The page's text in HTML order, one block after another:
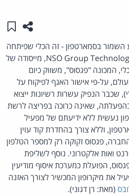
שתפו
בסמארטפון - זה הכלי שפיתחה
חברת ההזנק הישראלית NSO Group Technologies, מייסודה של
בוגרי יחידת 8200. הכלי, המכונה "פגסוס", משווק כיום
על-פי אישור האגף לפיקוח על
שכבר הנפיק עשרות רשיונות ייצוא
בהפעלתה, שאינה כרוכה בפריצה לרשת
נעשית ללא ידיעתם של מפעיל
וללא צורך בהחדרת קוד עוין
פגסוס זקוקה רק למספר הטלפון
ואות אלקטרוני. נוסף לשליפת
הפועלת כמערכת איסוף מודיעין
את מיקרופון המכשיר לצורך האזנה
(מאת: רן דגוני).